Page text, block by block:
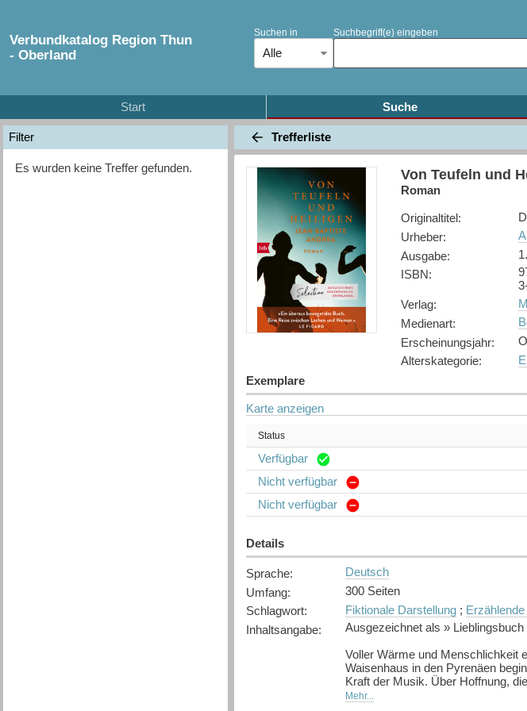
Verbundkatalog Region Thun
- Oberland
Suchen in
Alle
Suchbegriff(e) eingeben
Start Suche
Filter
Es wurden keine Treffer gefunden.
Trefferliste
Von Teufeln und
Roman
Originaltitel:
Urheber:
Ausgabe:
ISBN:
Verlag:
Medienart:
Erscheinungsjahr:
Alterskategorie:
Exemplare
Karte anzeigen
Status
Verfügbar
Nicht verfügbar
Nicht verfügbar
Details
Sprache:
Deutsch
Umfang:
300 Seiten
Schlagwort: Fiktionale Darstellung;
Inhaltsangabe:
Ausgezeichnet als »
Voller Wärme und Menschlichkeit
Waisenhaus in den Pyrenäen
Kraft der Musik. Über Hoffnung,
Mehr...